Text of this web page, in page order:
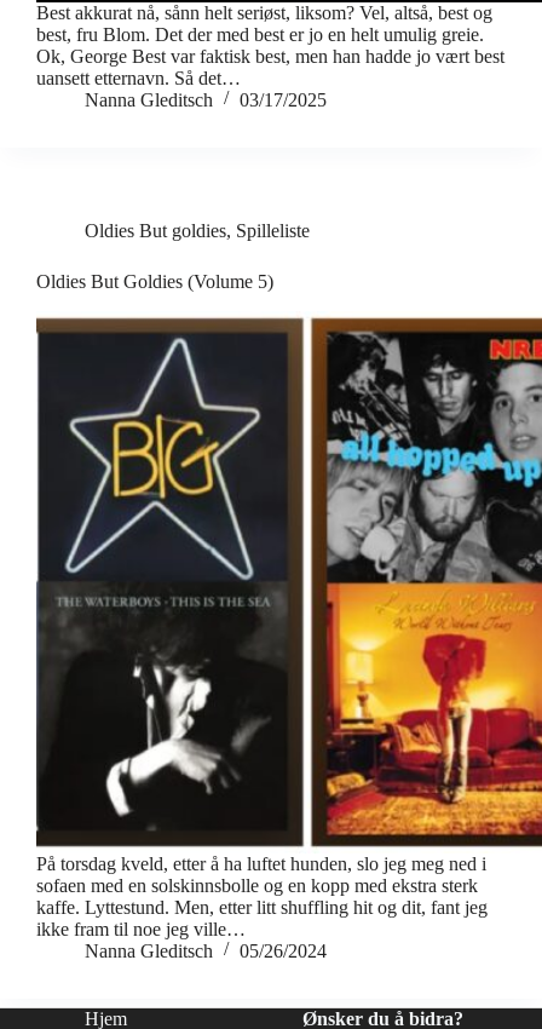
Best akkurat nå, sånn helt seriøst, liksom? Vel, altså, best og
best, fru Blom. Det der med best er jo en helt umulig greie.
Ok, George Best var faktisk best, men han hadde jo vært best
uansett etternavn. Så det…
Nanna Gleditsch
03/17/2025
Oldies But goldies, Spilleliste
Oldies But Goldies (Volume 5)
På torsdag kveld, etter å ha luftet hunden, slo jeg meg ned i
sofaen med en solskinnsbolle og en kopp med ekstra sterk
kaffe. Lyttestund. Men, etter litt shuffling hit og dit, fant jeg
ikke fram til noe jeg ville…
Nanna Gleditsch
05/26/2024
Hjem Ønsker du å bidra?